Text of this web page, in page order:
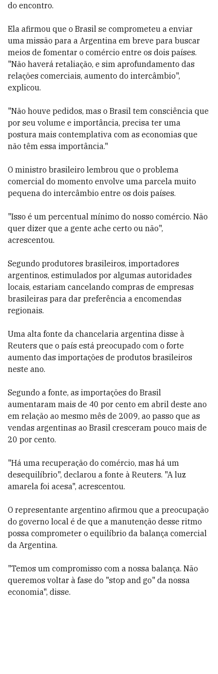
do encontro.
Ela afirmou que o Brasil se comprometeu a enviar
uma missão para a Argentina em breve para buscar
meios de fomentar o comércio entre os dois países.
"Não haverá retaliação, e sim aprofundamento das
relações comerciais, aumento do intercâmbio",
explicou.
"Não houve pedidos, mas o Brasil tem consciência que
por seu volume e importância, precisa ter uma
postura mais contemplativa com as economias que
não têm essa importância."
O ministro brasileiro lembrou que o problema
comercial do momento envolve uma parcela muito
pequena do intercâmbio entre os dois países.
"Isso é um percentual mínimo do nosso comércio. Não
quer dizer que a gente ache certo ou não",
acrescentou.
Segundo produtores brasileiros, importadores
argentinos, estimulados por algumas autoridades
locais, estariam cancelando compras de empresas
brasileiras para dar preferência a encomendas
regionais.
Uma alta fonte da chancelaria argentina disse à
Reuters que o país está preocupado com o forte
aumento das importações de produtos brasileiros
neste ano.
Segundo a fonte, as importações do Brasil
aumentaram mais de 40 por cento em abril deste ano
em relação ao mesmo mês de 2009, ao passo que as
vendas argentinas ao Brasil cresceram pouco mais de
20 por cento.
"Há uma recuperação do comércio, mas há um
desequilíbrio", declarou a fonte à Reuters. "A luz
amarela foi acesa", acrescentou.
O representante argentino afirmou que a preocupação
do governo local é de que a manutenção desse ritmo
possa comprometer o equilíbrio da balança comercial
da Argentina.
"Temos um compromisso com a nossa balança. Não
queremos voltar à fase do "stop and go" da nossa
economia", disse.